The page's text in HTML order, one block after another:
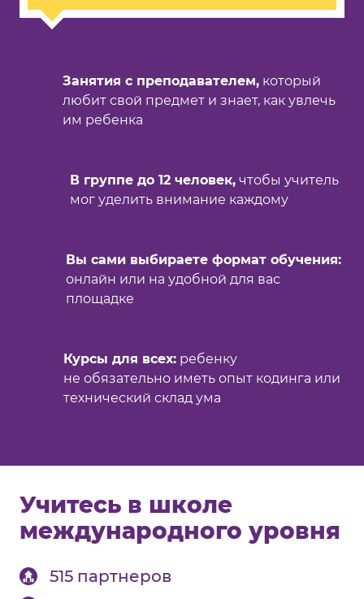
Занятия с преподавателем, который
любит свой предмет и знает, как увлечь
им ребенка
В группе до 12 человек,чтобы учитель
мог уделить внимание каждому
Вы сами выбираете формат обучения:
онлайн или на удобной для вас
площадке
Курсы для всех:ребенку
не обязательно иметь опыт кодинга или
технический склад ума
Учитесь в школе
международного уровня
515 партнеров